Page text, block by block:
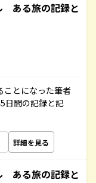
ある旅の記録と
ことになった筆者
日間の記録と記
詳細を見る
ある旅の記録と